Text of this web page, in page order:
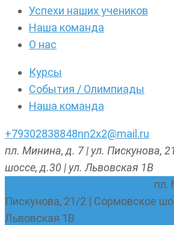
Успехи наших учеников
Наша команда
О нас
Курсы
События / Олимпиады
Наша команда
+79302838848nn2x2@mail.ru
пл. Минина, д. 7 | ул. Пискунова,
шоссе, д.30 | ул. Львовская 1В
пл.
Пискунова, 21/2 | Сормовское
Львовская 1В